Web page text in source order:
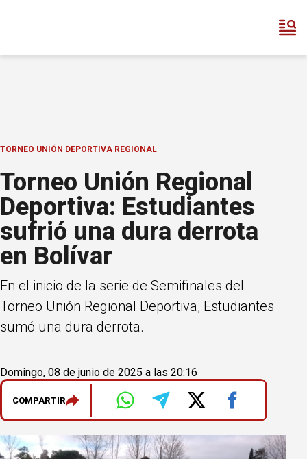
TORNEO UNIÓN DEPORTIVA REGIONAL
Torneo Unión Regional
Deportiva: Estudiantes
sufrió una dura derrota
en Bolívar
En el inicio de la serie de Semifinales del
Torneo Unión Regional Deportiva, Estudiantes
sumó una dura derrota.
Domingo, 08 de junio de 2025 a las 20:16
COMPARTIR